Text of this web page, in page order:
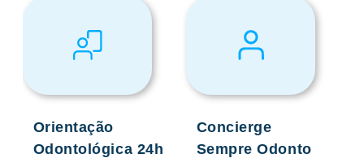
Orientação
Odontológica 24h
Concierge
Sempre Odonto